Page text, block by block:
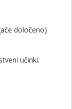
določeno)
učinki.